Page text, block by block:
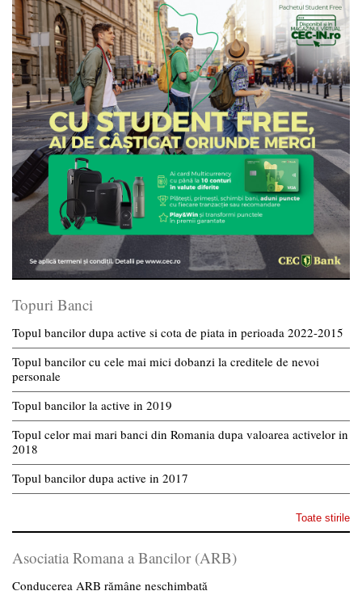
Topuri Banci
Topul bancilor dupa active si cota de piata in perioada 2022-2015
Topul bancilor cu cele mai mici dobanzi la creditele de nevoi
personale
Topul bancilor la active in 2019
Topul celor mai mari banci din Romania dupa valoarea activelor in
2018
Topul bancilor dupa active in 2017
Toate stirile
Asociatia Romana a Bancilor (ARB)
Conducerea ARB rămâne neschimbată